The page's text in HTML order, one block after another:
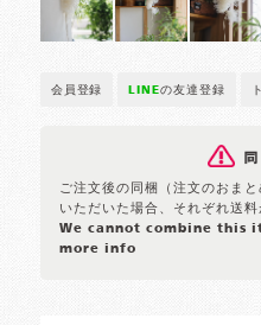
会員登録 LINEの友達登録
ご注文後の同梱（注文のおま
いただいた場合、それぞれ送料
We cannot combine this
more info